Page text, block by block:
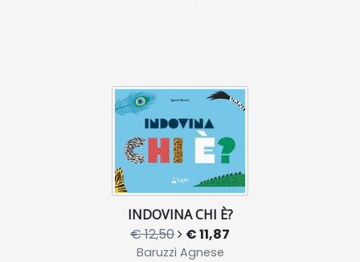
INDOVINA CHI È?
€ 12,50 € 11,87
Baruzzi Agnese